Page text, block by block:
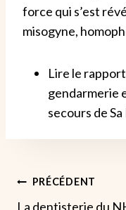
force qui s’est
misogyne,
Lire le
gendarmerie
secours de
Navigation
PRÉCÉDENT
La dentisterie du